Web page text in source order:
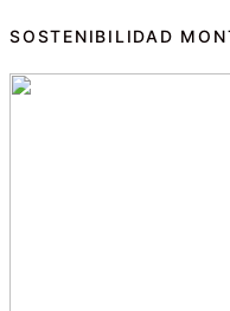
SOSTENIBILIDAD